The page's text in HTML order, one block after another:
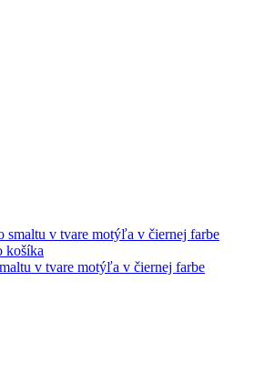
košíka
v tvare motýľa v čiernej farbe